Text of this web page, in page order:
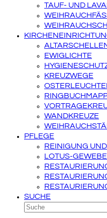
TAUF- UND
EWIGLICHTE
KREUZWEGE
WANDKREUZE
PFLEGE
REINIGUNG
LOTUS-
SUCHE
Suche